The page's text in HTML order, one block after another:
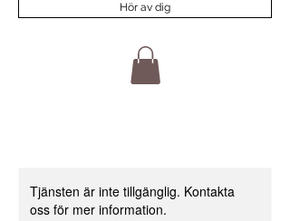
Hör av dig
Tjänsten är inte tillgänglig. Kontakta
oss för mer information.